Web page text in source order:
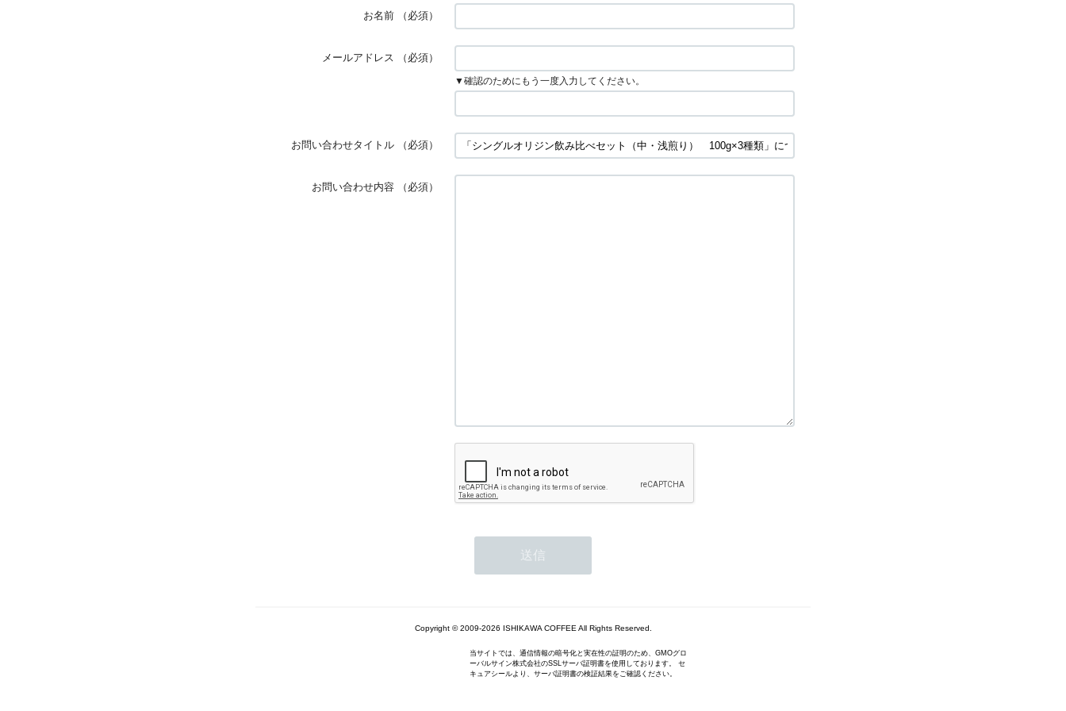
お名前 （必須）
メールアドレス （必須）
▼確認のためにもう一度入力してください。
お問い合わせタイトル （必須）
お問い合わせ内容 （必須）
Copyright © 2009-2026 ISHIKAWA COFFEE All Rights Reserved.
当サイトでは、通信情報の暗号化と実在性の証明のため、GMOグロ
ーバルサイン株式会社のSSLサーバ証明書を使用しております。 セ
キュアシールより、サーバ証明書の検証結果をご確認ください。